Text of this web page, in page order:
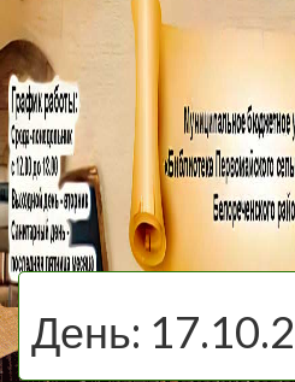
МБУ
День: